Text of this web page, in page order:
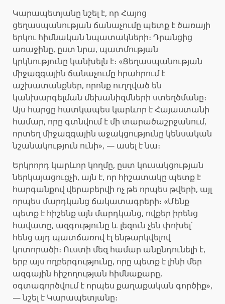
Կարապետյանը նշել է, որ Հայոց
ցեղասպանության ճանաչումը պետք է ծառայի
երկու հիմնական նպատակների։ Դրանցից
առաջինը, ըստ նրա, պատմության
կրկնությունը կանխելն է։ «Ցեղասպանության
միջազգային ճանաչումը հրահրում է
աշխատանքներ, որոնք ուղղված են
կանխարգելման մեխանիզմների ստեղծմանը։
Այս հարցը հատկապես կարևոր է Հայաստանի
համար, որը գտնվում է մի տարածաշրջանում,
որտեղ միջազգային աջակցությունը կենսական
նշանակություն ունի», — ասել է նա։
Երկրորդ կարևոր կողմը, ըստ կուսակցության
ներկայացուցչի, այն է, որ հիշատակը պետք է
հարգանքով վերաբերվի ոչ թե որպես թվերի, այլ
որպես մարդկանց ճակատագրերի։ «Մենք
պետք է հիշենք այն մարդկանց, ովքեր իրենց
հավատը, ազգությունը և լեզուն չեն փոխել՝
հենց այդ պատճառով էլ ենթարկվելով
կոտորածի։ Ուստի մեզ համար անընդունելի է,
երբ այս ողբերգությունը, որը պետք է լինի մեր
ազգային հիշողության հիմնաքարը,
օգտագործվում է որպես քաղաքական գործիք»,
— նշել է Կարապետյանը։